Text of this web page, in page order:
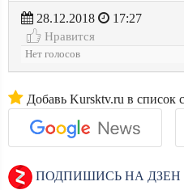
28.12.2018
17:27
Нравится
Нет голосов
Добавь Kursktv.ru в список
ПОДПИШИСЬ НА